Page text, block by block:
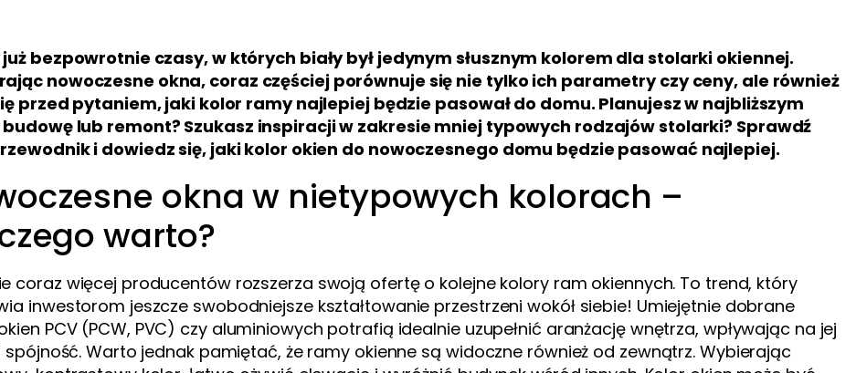
już bezpowrotnie czasy, w których biały był jedynym słusznym kolorem dla stolarki okiennej.
nowoczesne okna, coraz częściej porównuje się nie tylko ich parametry czy ceny, ale również
przed pytaniem, jaki kolor ramy najlepiej będzie pasował do domu. Planujesz w najbliższym
lub remont? Szukasz inspiracji w zakresie mniej typowych rodzajów stolarki? Sprawdź
i dowiedz się, jaki kolor okien do nowoczesnego domu będzie pasować najlepiej.
okna w nietypowych kolorach –
warto?
coraz więcej producentów rozszerza swoją ofertę o kolejne kolory ram okiennych. To trend, który
inwestorom jeszcze swobodniejsze kształtowanie przestrzeni wokół siebie! Umiejętnie dobrane
PCV (PCW, PVC) czy aluminiowych potrafią idealnie uzupełnić aranżację wnętrza, wpływając na jej
spójność. Warto jednak pamiętać, że ramy okienne są widoczne również od zewnątrz. Wybierając